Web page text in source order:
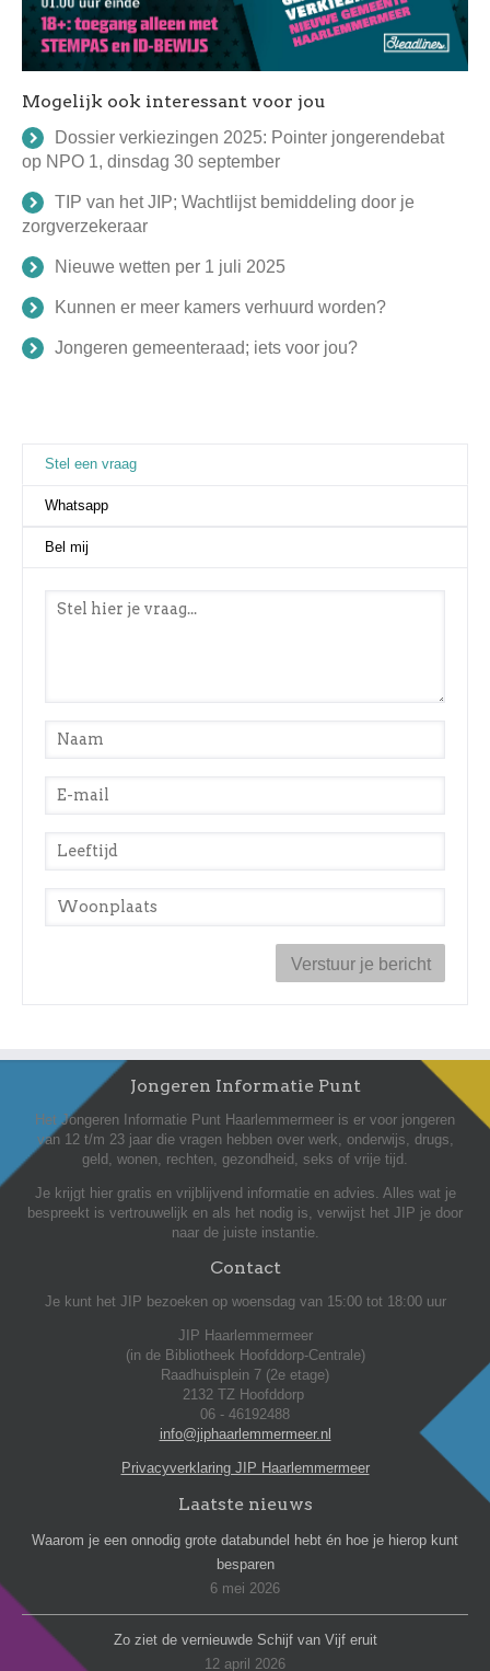
Mogelijk ook interessant voor jou
Dossier verkiezingen 2025: Pointer jongerendebat
op NPO 1, dinsdag 30 september
TIP van het JIP; Wachtlijst bemiddeling door je
zorgverzekeraar
Nieuwe wetten per 1 juli 2025
Kunnen er meer kamers verhuurd worden?
Jongeren gemeenteraad; iets voor jou?
Stel een vraag
Whatsapp
Bel mij
Stel een vraag
Naam
E-mail*
Leeftijd *
Woonplaats
Jongeren Informatie Punt
Het Jongeren Informatie Punt Haarlemmermeer is er voor jongeren
van 12 t/m 23 jaar die vragen hebben over werk, onderwijs, drugs,
geld, wonen, rechten, gezondheid, seks of vrije tijd.
Je krijgt hier gratis en vrijblijvend informatie en advies. Alles wat je
bespreekt is vertrouwelijk en als het nodig is, verwijst het JIP je door
naar de juiste instantie.
Contact
Je kunt het JIP bezoeken op woensdag van 15:00 tot 18:00 uur
JIP Haarlemmermeer
(in de Bibliotheek Hoofddorp-Centrale)
Raadhuisplein 7 (2e etage)
2132 TZ Hoofddorp
06 - 46192488
info@jiphaarlemmermeer.nl
Privacyverklaring JIP Haarlemmermeer
Laatste nieuws
Waarom je een onnodig grote databundel hebt én hoe je hierop kunt
besparen
6 mei 2026
Zo ziet de vernieuwde Schijf van Vijf eruit
12 april 2026